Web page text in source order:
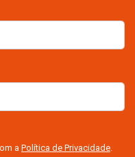
a Política de Privacidade.